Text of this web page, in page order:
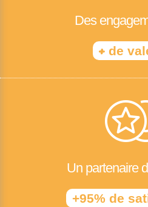
Des
+ de
Un partenaire
+95% de